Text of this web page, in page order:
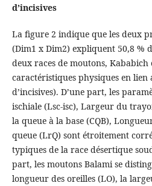
d’incisives
La figure 2 indique que les deux
(Dim1 x Dim2) expliquent 50,8 %
deux races de moutons,
caractéristiques physiques en lien
d’incisives). D’une part, les
ischiale (Lsc-isc), Largeur du
la queue à la base (CQB),
queue (LrQ) sont étroitement
typiques de la race désertique
part, les moutons Balami se
longueur des oreilles (LO), la